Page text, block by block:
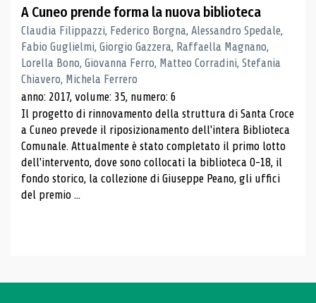
A Cuneo prende forma la nuova biblioteca
Claudia Filippazzi, Federico Borgna, Alessandro Spedale,
Fabio Guglielmi, Giorgio Gazzera, Raffaella Magnano,
Lorella Bono, Giovanna Ferro, Matteo Corradini, Stefania
Chiavero, Michela Ferrero
anno: 2017, volume: 35, numero: 6
Il progetto di rinnovamento della struttura di Santa Croce
a Cuneo prevede il riposizionamento dell'intera Biblioteca
Comunale. Attualmente è stato completato il primo lotto
dell'intervento, dove sono collocati la biblioteca 0-18, il
fondo storico, la collezione di Giuseppe Peano, gli uffici
del premio ...